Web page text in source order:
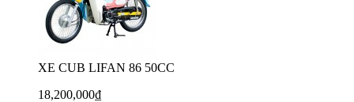
XE CUB LIFAN 86 50CC
18,200,000₫